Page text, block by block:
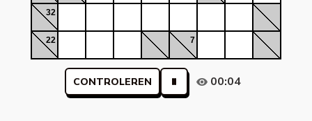
32
22 7
CONTROLEREN 00:04